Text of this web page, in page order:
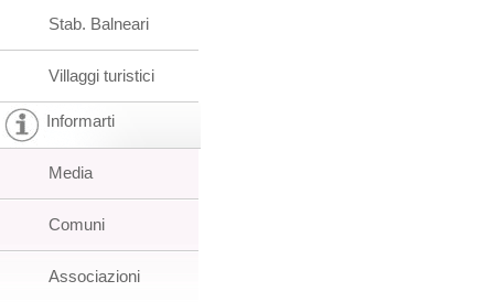
Stab. Balneari
Villaggi turistici
Informarti
Media
Comuni
Associazioni